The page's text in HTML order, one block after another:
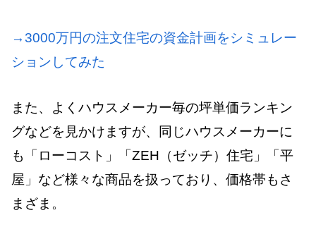
→3000万円の注文住宅の資金計画をシミュレー
ションしてみた
また、よくハウスメーカー毎の坪単価ランキン
グなどを見かけますが、同じハウスメーカーに
も「ローコスト」「ZEH（ゼッチ）住宅」「平
屋」など様々な商品を扱っており、価格帯もさ
まざま。